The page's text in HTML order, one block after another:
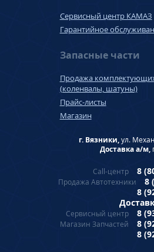
Сервисный центр КАМАЗ
Гарантийное
Запасные части
Продажа
(коленвалы, шатуны)
Прайс-листы
Магазин
г. Вязники,ул.
Доставка а/м,
Call-центр 8
Продажа Автотехники
8
8
Сервисный центр 8
Магазин Запчастей
8
8